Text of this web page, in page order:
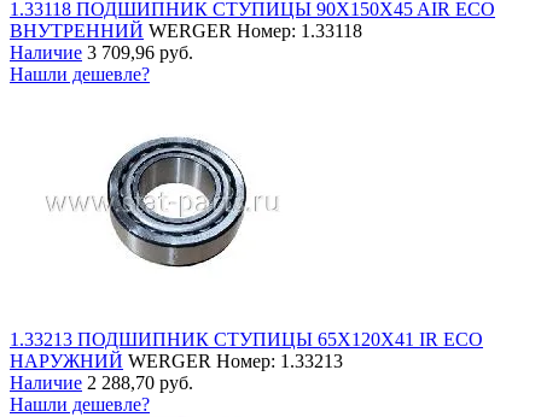
1.33118 ПОДШИПНИК СТУПИЦЫ 90X150X45 AIR ECO
ВНУТРЕННИЙ WERGER Номер: 1.33118
Наличие 3 709,96 руб.
Нашли дешевле?
1.33213 ПОДШИПНИК СТУПИЦЫ 65X120X41 IR ECO
НАРУЖНИЙ WERGER Номер: 1.33213
Наличие 2 288,70 руб.
Нашли дешевле?